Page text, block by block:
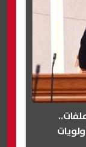
منصور: الحكومة فشلت في 5 ملفات..